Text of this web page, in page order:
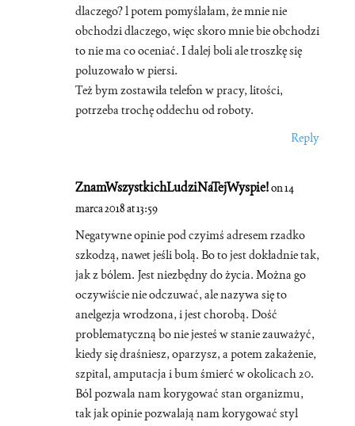
dlaczego? l potem pomyślałam, że mnie nie
obchodzi dlaczego, więc skoro mnie bie obchodzi
to nie ma co oceniać. I dalej boli ale troszkę się
poluzowało w piersi.
Też bym zostawiła telefon w pracy, litości,
potrzeba trochę oddechu od roboty.
Reply
ZnamWszystkichLudziNaTejWyspie!on 14
marca 2018 at 13:59
Negatywne opinie pod czyimś adresem rzadko
szkodzą, nawet jeśli bolą. Bo to jest dokładnie tak,
jak z bólem. Jest niezbędny do życia. Można go
oczywiście nie odczuwać, ale nazywa się to
anelgezja wrodzona, i jest chorobą. Dość
problematyczną bo nie jesteś w stanie zauważyć,
kiedy się draśniesz, oparzysz, a potem zakażenie,
szpital, amputacja i bum śmierć w okolicach 20.
Ból pozwala nam korygować stan organizmu,
tak jak opinie pozwalają nam korygować styl